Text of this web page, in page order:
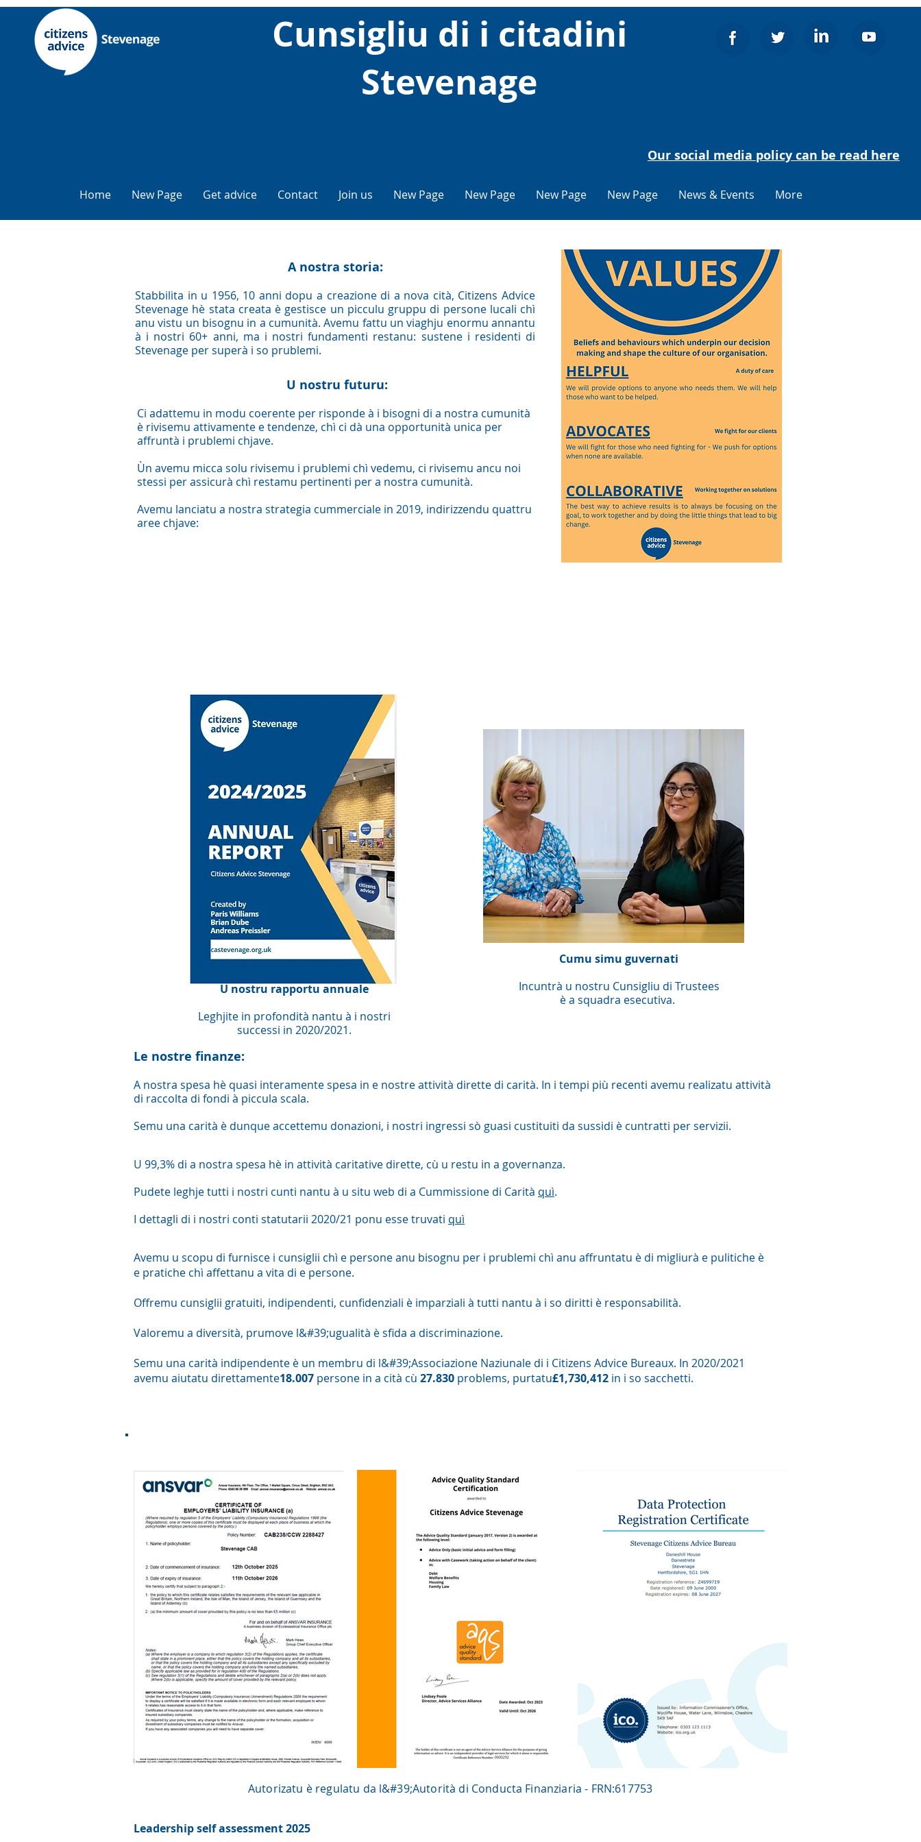
Cunsigliu di i citadini
Stevenage
Our social media policy can be read here
Home New Page Get advice Contact Join us New Page New Page New Page New Page News & Events More
A nostra storia:
Stabbilita in u 1956, 10 anni dopu a creazione di a nova cità, Citizens Advice
Stevenage hè stata creata è gestisce un picculu gruppu di persone lucali chì
anu vistu un bisognu in a cumunità. Avemu fattu un viaghju enormu annantu
à i nostri 60+ anni, ma i nostri fundamenti restanu: sustene i residenti di
Stevenage per superà i so prublemi.
U nostru futuru:
Ci adattemu in modu coerente per risponde à i bisogni di a nostra cumunità
è rivisemu attivamente e tendenze, chì ci dà una opportunità unica per
affruntà i prublemi chjave.
Ùn avemu micca solu rivisemu i prublemi chì vedemu, ci rivisemu ancu noi
stessi per assicurà chì restamu pertinenti per a nostra cumunità.
Avemu lanciatu a nostra strategia cummerciale in 2019, indirizzendu quattru
aree chjave:
U nostru rapportu annuale
Leghjite in profondità nantu à i nostri
successi in 2020/2021.
Cumu simu guvernati
Incuntrà u nostru Cunsigliu di Trustees
è a squadra esecutiva.
Le nostre finanze:
A nostra spesa hè quasi interamente spesa in e nostre attività dirette di carità. In i tempi più recenti avemu realizatu attività
di raccolta di fondi à piccula scala.
Semu una carità è dunque accettemu donazioni, i nostri ingressi sò guasi custituiti da sussidi è cuntratti per servizii.
U 99,3% di a nostra spesa hè in attività caritative dirette, cù u restu in a governanza.
Pudete leghje tutti i nostri cunti nantu à u situ web di a Cummissione di Carità quì.
I dettagli di i nostri conti statutarii 2020/21 ponu esse truvati quì
Avemu u scopu di furnisce i cunsiglii chì e persone anu bisognu per i prublemi chì anu affruntatu è di migliurà e pulitiche è
e pratiche chì affettanu a vita di e persone.
Offremu cunsiglii gratuiti, indipendenti, cunfidenziali è imparziali à tutti nantu à i so diritti è responsabilità.
Valoremu a diversità, prumove l&#39;ugualità è sfida a discriminazione.
Semu una carità indipendente è un membru di l&#39;Associazione Naziunale di i Citizens Advice Bureaux. In 2020/2021
avemu aiutatu direttamente18.007 persone in a cità cù 27.830 problems, purtatu£1,730,412 in i so sacchetti.
Autorizatu è regulatu da l&#39;Autorità di Conducta Finanziaria - FRN:617753
Leadership self assessment 2025